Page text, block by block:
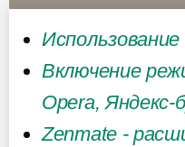
Включение
Opera, Яндекс-
Zenmate -